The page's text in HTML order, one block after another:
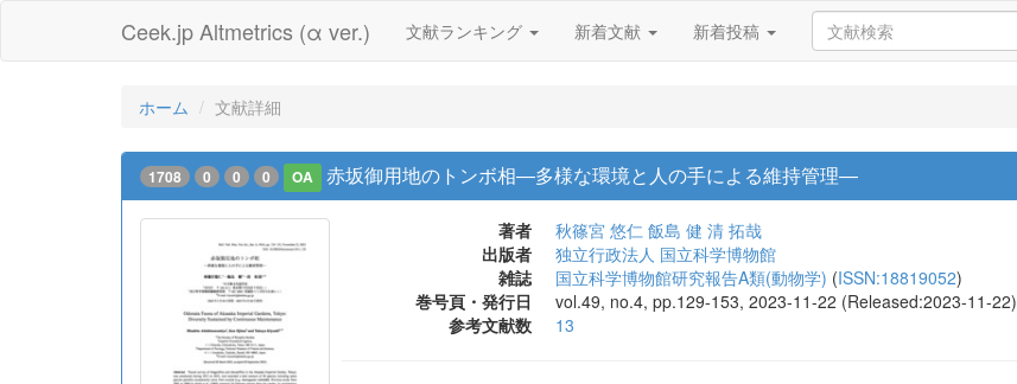
Ceek.jp Altmetrics (α ver.) 文献ランキング 新着文献 新着投稿
ホーム 文献詳細
1708 0 0 0 OA 赤坂御用地のトンボ相―多様な環境と人の手による維持管理―
著者 秋篠宮 悠仁 飯島 健 清 拓哉
出版者
独立行政法人 国立科学博物館
雑誌
国立科学博物館研究報告A類(動物学) (ISSN:18819052)
巻号頁・発行日
vol.49, no.4, pp.129-153, 2023-11-22 (Released:2023-11-22)
参考文献数
13